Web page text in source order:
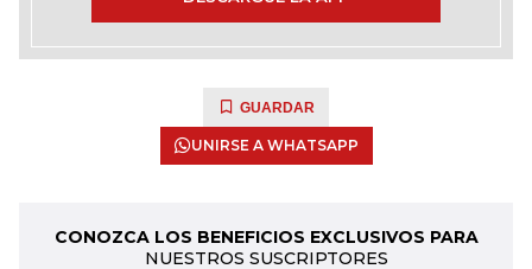
GUARDAR
UNIRSE A WHATSAPP
CONOZCA LOS BENEFICIOS EXCLUSIVOS PARA
NUESTROS SUSCRIPTORES